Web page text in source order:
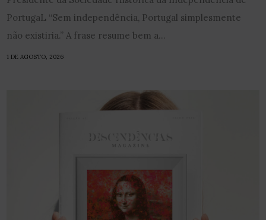
PortugaL “Sem independência, Portugal simplesmente
não existiria.” A frase resume bem a...
1 DE AGOSTO, 2026